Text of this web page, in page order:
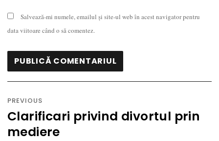
Salvează-mi numele, emailul și site-ul web în acest navigator pentru
data viitoare când o să comentez.
în
articole
PREVIOUS
Previous
post:
Clarificari privind divortul prin
mediere